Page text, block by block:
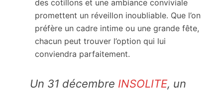
des cotillons et une ambiance conviviale
promettent un réveillon inoubliable. Que l’on
préfère un cadre intime ou une grande fête,
chacun peut trouver l’option qui lui
conviendra parfaitement.
Un 31 décembre INSOLITE, un